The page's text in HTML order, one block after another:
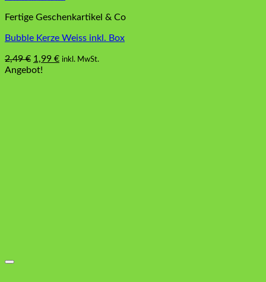
Fertige Geschenkartikel & Co
Bubble Kerze Weiss inkl. Box
2,49€ Ursprünglicher
Preis
1,99 €Aktueller
inkl. MwSt.
Angebot!